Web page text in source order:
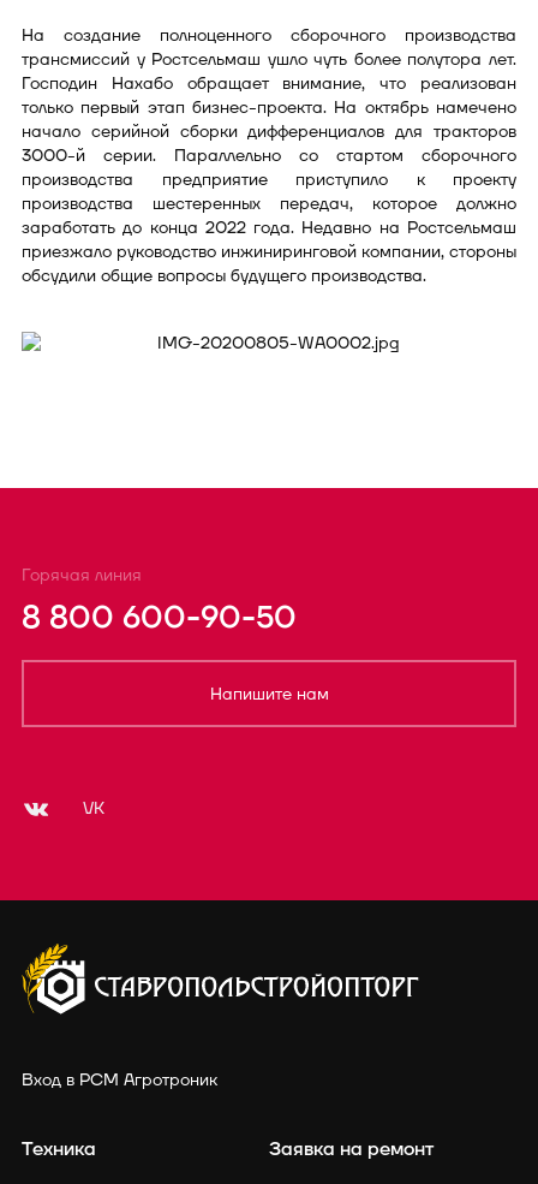
На создание полноценного сборочного производства
трансмиссий у Ростсельмаш ушло чуть более полутора лет.
Господин Нахабо обращает внимание, что реализован
только первый этап бизнес-проекта. На октябрь намечено
начало серийной сборки дифференциалов для тракторов
3000-й серии. Параллельно со стартом сборочного
производства предприятие приступило к проекту
производства шестеренных передач, которое должно
заработать до конца 2022 года. Недавно на Ростсельмаш
приезжало руководство инжиниринговой компании, стороны
обсудили общие вопросы будущего производства.
Горячая линия
8 800 600-90-50
Напишите нам
VK
Вход в РСМ Агротроник
Техника Заявка на ремонт